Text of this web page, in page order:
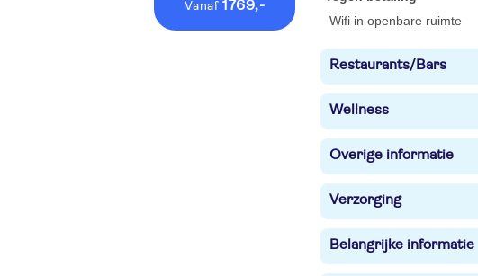
vanaf 1769,-
Wifi in openbare ruimte
Restaurants/Bars
Wellness
Overige informatie
Verzorging
Belangrijke informatie